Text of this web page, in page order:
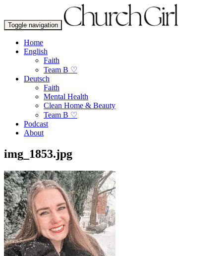
Toggle navigation
Home
English
Faith
Team B ♡
Deutsch
Faith
Mental Health
Clean Home & Beauty
Team B ♡
Podcast
About
img_1853.jpg